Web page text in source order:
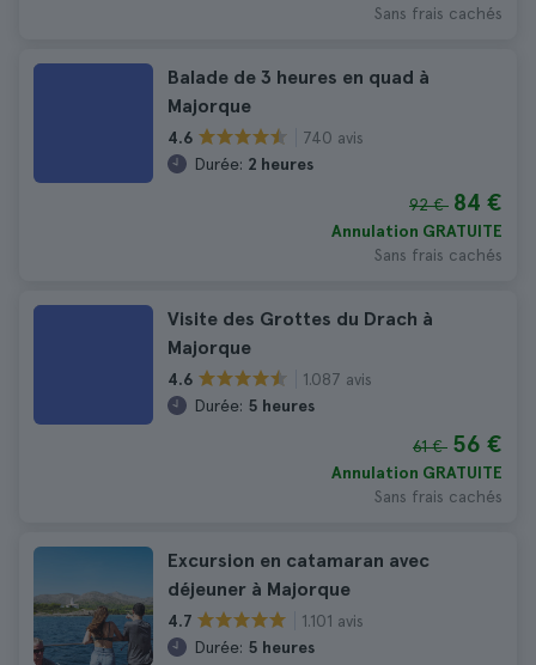
Sans frais cachés
Balade de 3 heures en quad à
Majorque
4.6
740 avis
Durée: 2 heures
92 € 84 €
Annulation GRATUITE
Sans frais cachés
Visite des Grottes du Drach à
Majorque
4.6
1.087 avis
Durée: 5 heures
61 € 56 €
Annulation GRATUITE
Sans frais cachés
Excursion en catamaran avec
déjeuner à Majorque
4.7
1.101 avis
Durée: 5 heures